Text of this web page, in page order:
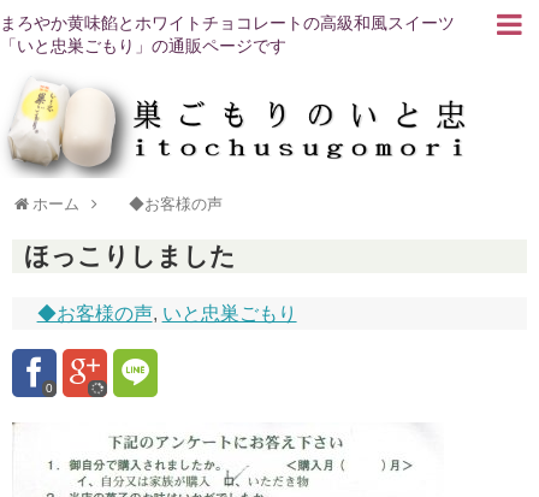
まろやか黄味餡とホワイトチョコレートの高級和風スイーツ
「いと忠巣ごもり」の通販ページです
ホーム ◆お客様の声
ほっこりしました
◆お客様の声, いと忠巣ごもり
0